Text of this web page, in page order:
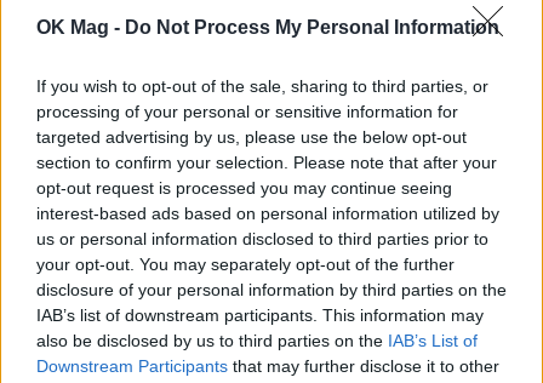
OK Mag - Do Not Process My Personal Information
If you wish to opt-out of the sale, sharing to third parties, or
processing of your personal or sensitive information for
targeted advertising by us, please use the below opt-out
section to confirm your selection. Please note that after your
opt-out request is processed you may continue seeing
interest-based ads based on personal information utilized by
us or personal information disclosed to third parties prior to
your opt-out. You may separately opt-out of the further
disclosure of your personal information by third parties on the
IAB’s list of downstream participants. This information may
also be disclosed by us to third parties on the IAB’s List of
Downstream Participants that may further disclose it to other